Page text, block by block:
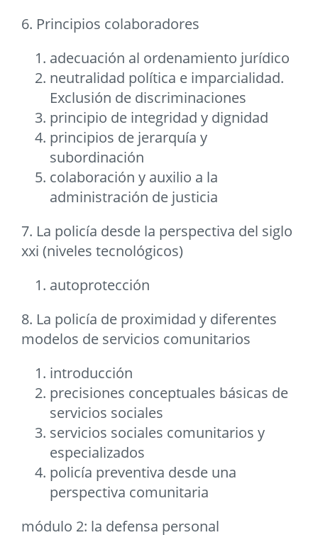
6. Principios colaboradores
adecuación al ordenamiento jurídico
neutralidad política e imparcialidad.
Exclusión de discriminaciones
principio de integridad y dignidad
principios de jerarquía y
subordinación
colaboración y auxilio a la
administración de justicia
7. La policía desde la perspectiva del siglo
xxi (niveles tecnológicos)
autoprotección
8. La policía de proximidad y diferentes
modelos de servicios comunitarios
introducción
precisiones conceptuales básicas de
servicios sociales
servicios sociales comunitarios y
especializados
policía preventiva desde una
perspectiva comunitaria
módulo 2: la defensa personal